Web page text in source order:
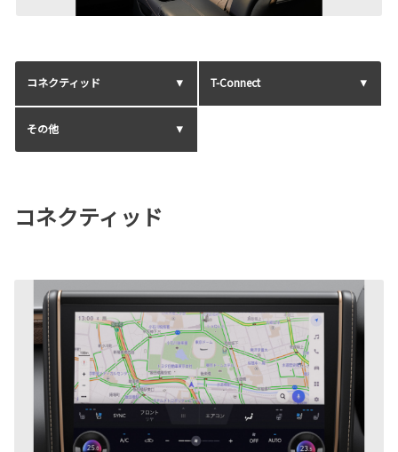
コネクティッド T-Connect
その他
コネクティッド